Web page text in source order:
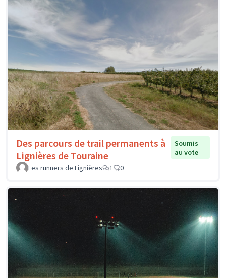
Des parcours de trail permanents à
Lignières de Touraine
Soumis
au vote
Les runners de Lignières
1 0